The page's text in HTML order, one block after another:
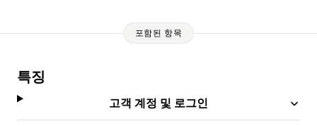
포함된 항목
특징
고객 계정 및 로그인